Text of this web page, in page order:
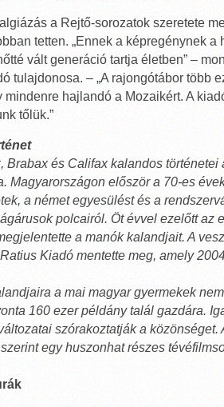
a Rejtő-sorozatok szeretete
tetten. „Ennek a képregénynek a
vált generáció tartja életben” –
tulajdonosa. – „A rajongótábor több
mindenre hajlandó a Mozaikért. A
tőlük.”
Brabax és Califax kalandos
Magyarországon először a 70-es
a német egyesülést és a
polcairól. Öt évvel ezelőtt az
a manók kalandjait. A
Kiadó mentette meg, amely
a mai magyar gyermekek
160 ezer példány talál gazdára.
szórakoztatják a közönséget.
egy huszonhat részes